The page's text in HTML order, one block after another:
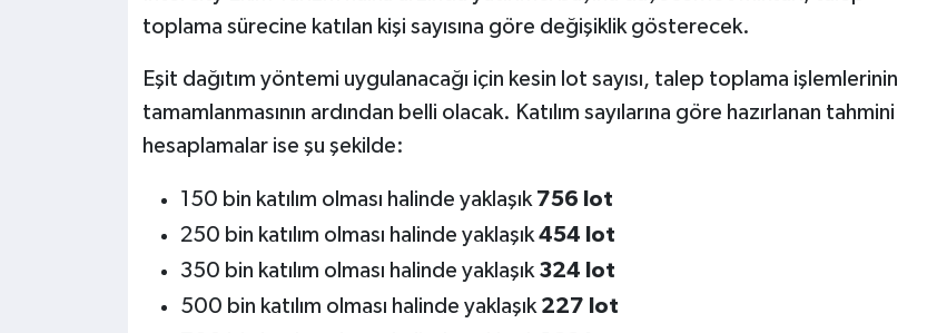
toplama sürecine katılan kişi sayısına göre değişiklik gösterecek.
Eşit dağıtım yöntemi uygulanacağı için kesin lot sayısı, talep toplama işlemlerinin
tamamlanmasının ardından belli olacak. Katılım sayılarına göre hazırlanan tahmini
hesaplamalar ise şu şekilde:
150 bin katılım olması halinde yaklaşık 756 lot
250 bin katılım olması halinde yaklaşık454 lot
350 bin katılım olması halinde yaklaşık 324 lot
500 bin katılım olması halinde yaklaşık 227 lot